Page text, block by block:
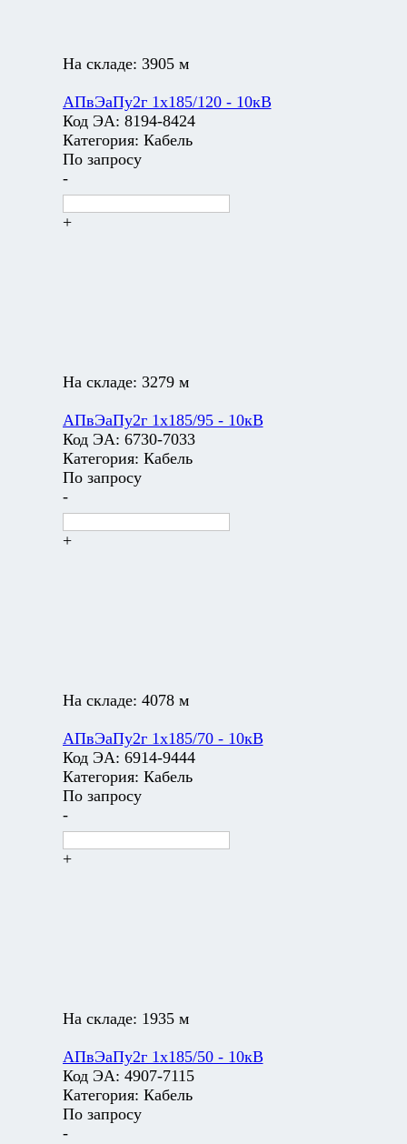
На складе: 3905 м
АПвЭаПу2г 1х185/120 - 10кВ
Код ЭА: 8194-8424
Категория: Кабель
По запросу
-
+
На складе: 3279 м
АПвЭаПу2г 1х185/95 - 10кВ
Код ЭА: 6730-7033
Категория: Кабель
По запросу
-
+
На складе: 4078 м
АПвЭаПу2г 1х185/70 - 10кВ
Код ЭА: 6914-9444
Категория: Кабель
По запросу
-
+
На складе: 1935 м
АПвЭаПу2г 1х185/50 - 10кВ
Код ЭА: 4907-7115
Категория: Кабель
По запросу
-